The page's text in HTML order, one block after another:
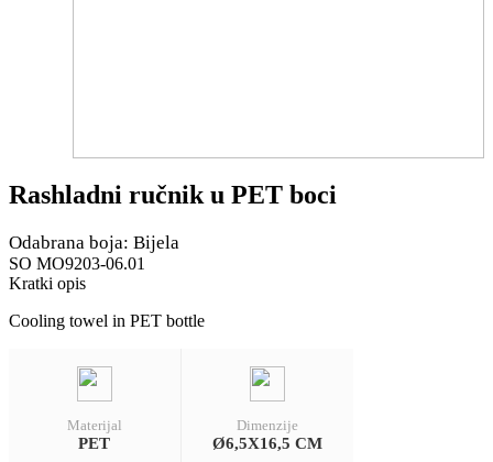
Rashladni ručnik u PET boci
Odabrana boja: Bijela
SO MO9203-06.01
Kratki opis
Cooling towel in PET bottle
Materijal
PET
Dimenzije
Ø6,5X16,5 CM